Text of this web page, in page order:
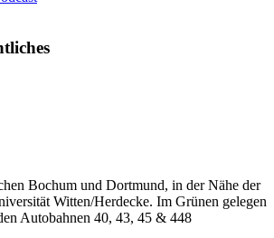
Bochum und Dortmund, in der Nähe der
Witten/Herdecke. Im Grünen gelegen
Autobahnen 40, 43, 45 & 448